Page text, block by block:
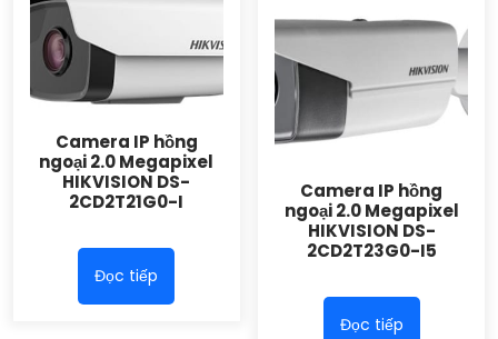
Camera IP hồng
ngoại 2.0 Megapixel
HIKVISION DS-
2CD2T21G0-I
Đọc tiếp
Camera IP hồng
ngoại 2.0 Megapixel
HIKVISION DS-
2CD2T23G0-I5
Đọc tiếp